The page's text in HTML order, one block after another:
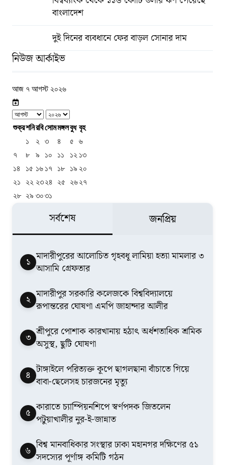
বাংলাদেশ
দুই দিনের ব্যবধানে ফের বাড়ল সোনার দাম
নিউজ আর্কাইভ
আজ ৭ আগস্ট ২০২৬
শুক্রশনিরবিসোমমঙ্গলবুধ বৃহ
১
২ ৩ ৪ ৫
৬
৭
৮ ৯ ১০ ১১ ১২ ১৩
১৪
১৫ ১৬ ১৭ ১৮ ১৯ ২০
২১
২২ ২৩২৪ ২৫ ২৬২৭
২৮ ২৯ ৩০৩১
সর্বশেষ জনপ্রিয়
১ মাদারীপুরের আলোচিত গৃহবধূ লামিয়া হত্যা মামলার ৩
আসামি গ্রেফতার
২ মাদারীপুর সরকারি কলেজকে বিশ্ববিদ্যালয়ে
রূপান্তরের ঘোষণা এমপি জাহান্দার আলীর
৩ শ্রীপুরে পোশাক কারখানায় হঠাৎ অর্ধশতাধিক শ্রমিক
অসুস্থ, ছুটি ঘোষণা
৪ টাঙ্গাইলে পরিত্যক্ত কূপে ছাগলছানা বাঁচাতে গিয়ে
বাবা-ছেলেসহ চারজনের মৃত্যু
৫ কারাতে চ্যাম্পিয়নশিপে স্বর্ণপদক জিতলেন
পটুয়াখালীর নুর-ই-জান্নাত
৬ বিশ্ব মানবাধিকার সংস্থার ঢাকা মহানগর দক্ষিণের ৫১
সদস্যের পূর্ণাঙ্গ কমিটি গঠন